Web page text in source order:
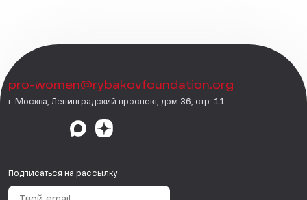
pro-women@rybakovfoundation.org
г. Москва, Ленинградский проспект, дом 36, стр. 11
Подписаться на рассылку